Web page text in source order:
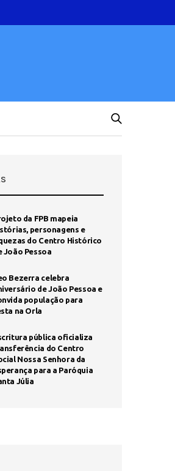
da FPB mapeia
personagens e
do Centro Histórico
João Pessoa
Bezerra celebra
de João Pessoa e
população para
na Orla
pública oficializa
do Centro
Nossa Senhora da
para a Paróquia
Júlia